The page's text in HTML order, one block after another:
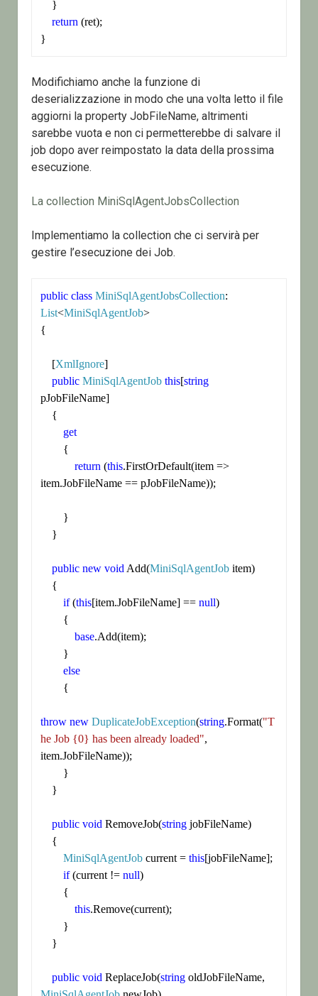
return (ret);
}
Modifichiamo anche la funzione di
deserializzazione in modo che una volta letto il file
aggiorni la property JobFileName, altrimenti
sarebbe vuota e non ci permetterebbe di salvare il
job dopo aver reimpostato la data della prossima
esecuzione.
La collection MiniSqlAgentJobsCollection
Implementiamo la collection che ci servirà per
gestire l’esecuzione dei Job.
public class MiniSqlAgentJobsCollection
List<MiniSqlAgentJob>
{
    [
XmlIgnore]
public MiniSqlAgentJob this[string
pJobFileName]
get
return (this.FirstOrDefault(item =>
item.JobFileName == pJobFileName));
public new void Add(MiniSqlAgentJob item)
if (this[item.JobFileName] == null)
base.Add(item);
else
throw new DuplicateJobException(string.Format("T
he Job {0} has been already loaded",
item.JobFileName));
public void RemoveJob(string jobFileName)
MiniSqlAgentJob current = this[jobFileName];
if (current != null)
this.Remove(current);
public void ReplaceJob(string